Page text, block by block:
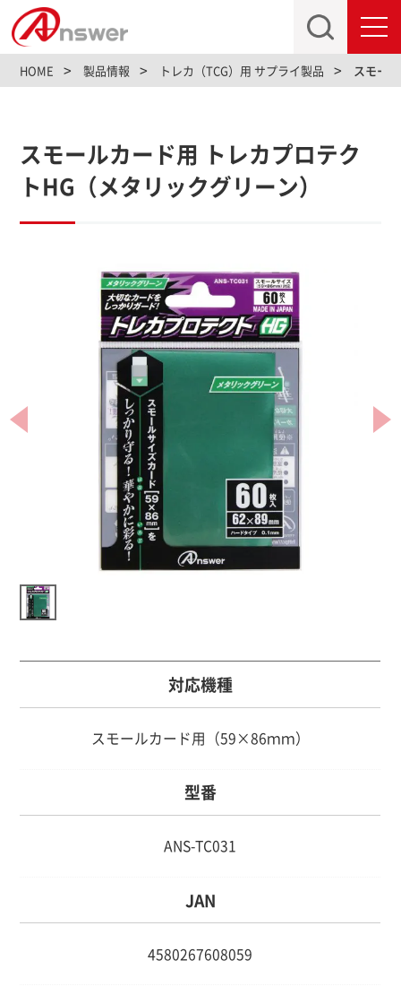
HOME 製品情報 トレカ（TCG）用 サプライ製品 スモー
スモールカード用 トレカプロテク
トHG（メタリックグリーン）
対応機種
スモールカード用（59×86ｍｍ）
型番
ANS-TC031
JAN
4580267608059